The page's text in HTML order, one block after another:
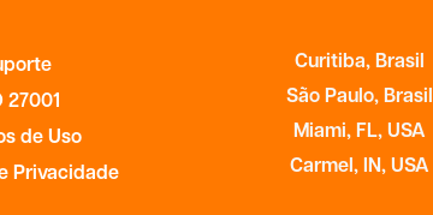
27001
de Uso
Privacidade
Curitiba, Brasil
São Paulo, Brasil
Miami, FL, USA
Carmel, IN, USA